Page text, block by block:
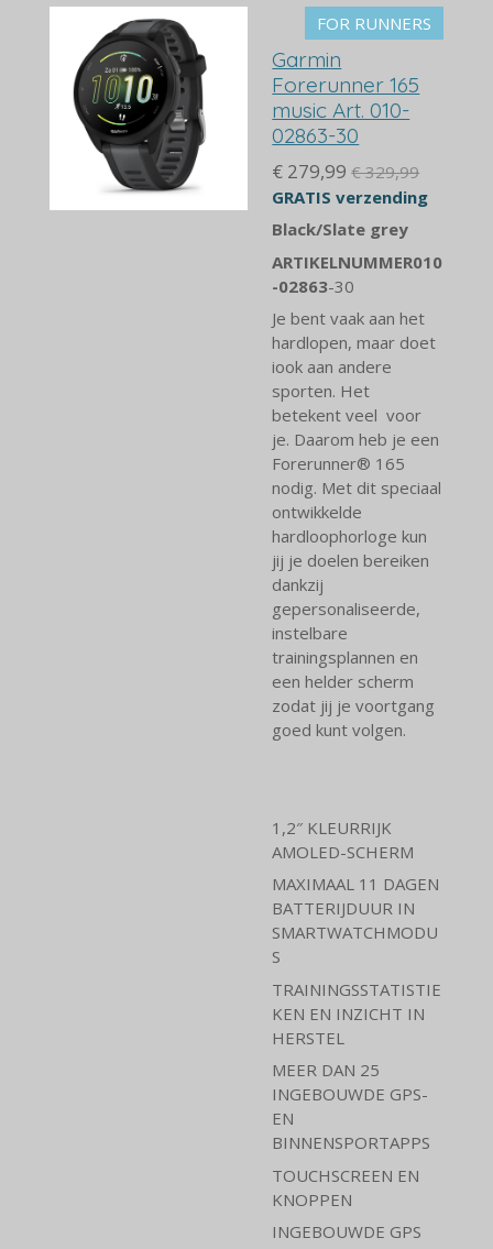
FOR RUNNERS
Garmin
Forerunner 165
music Art. 010-
02863-30
€ 279,99 € 329,99
GRATIS verzending
Black/Slate grey
ARTIKELNUMMER010
-02863-30
Je bent vaak aan het
hardlopen, maar doet
iook aan andere
sporten. Het
betekent veel voor
je. Daarom heb je een
Forerunner® 165
nodig. Met dit speciaal
ontwikkelde
hardloophorloge kun
jij je doelen bereiken
dankzij
gepersonaliseerde,
instelbare
trainingsplannen en
een helder scherm
zodat jij je voortgang
goed kunt volgen.
1,2″ KLEURRIJK
AMOLED-SCHERM
MAXIMAAL 11 DAGEN
BATTERIJDUUR IN
SMARTWATCHMODU
S
TRAININGSSTATISTIE
KEN EN INZICHT IN
HERSTEL
MEER DAN 25
INGEBOUWDE GPS-
EN
BINNENSPORTAPPS
TOUCHSCREEN EN
KNOPPEN
INGEBOUWDE GPS